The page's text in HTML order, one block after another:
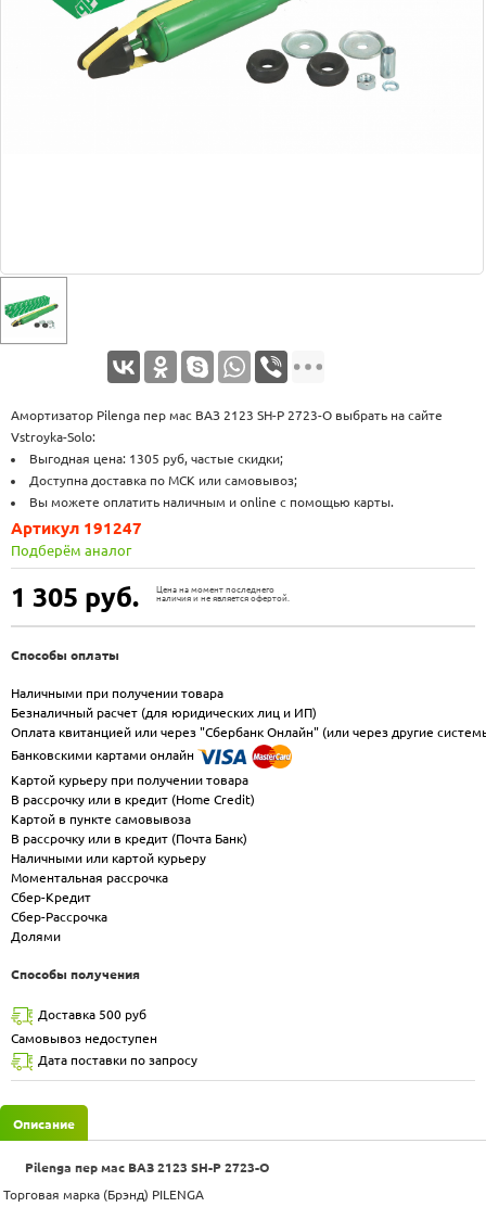
Амортизатор Pilenga пер мас ВАЗ 2123 SH-P 2723-O выбрать на сайте
Vstroyka-Solo:
Выгодная цена: 1305 руб, частые скидки;
Доступна доставка по МСК или самовывоз;
Вы можете оплатить наличным и online с помощью карты.
1 305 руб.
Цена на момент последнего
наличия и не является офертой.
Артикул 191247
Подберём аналог
Способы оплаты
Наличными при получении товара
Безналичный расчет (для юридических лиц и ИП)
Оплата квитанцией или через "Сбербанк Онлайн" (или через другие
Банковскими картами онлайн
Картой курьеру при получении товара
В рассрочку или в кредит (Home Credit)
Картой в пункте самовывоза
В рассрочку или в кредит (Почта Банк)
Наличными или картой курьеру
Моментальная рассрочка
Сбер-Кредит
Сбер-Рассрочка
Долями
Способы получения
Доставка 500 руб
Самовывоз недоступен
Дата поставки по запросу
Описание
Pilenga пер мас ВАЗ 2123 SH-P 2723-O
Торговая марка (Брэнд) PILENGA